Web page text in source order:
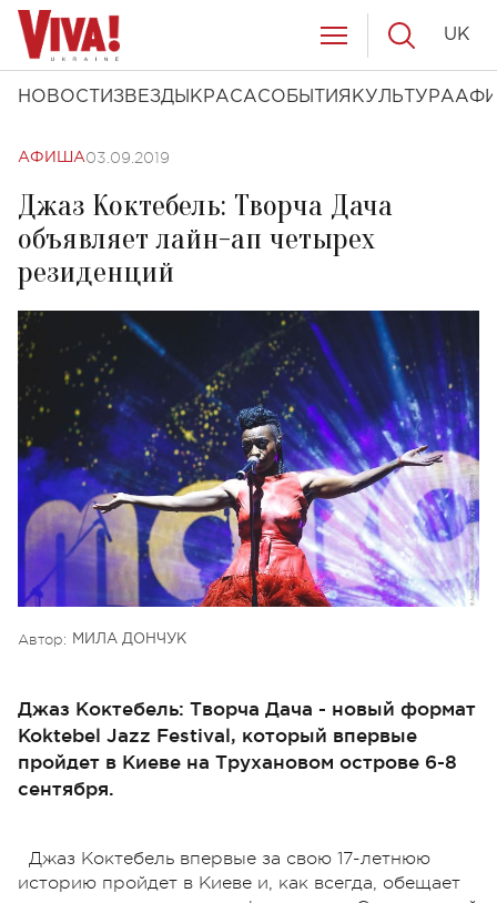
НОВОСТИ ЗВЕЗДЫ КРАСАСОБЫТИЯ КУЛЬТУРА
UK
АФИША03.09.2019
Джаз Коктебель: Творча Дача
объявляет лайн-ап четырех
резиденций
Автор: МИЛА ДОНЧУК
Джаз Коктебель: Творча Дача - новый формат
Koktebel Jazz Festival, который впервые
пройдет в Киеве на Трухановом острове 6-8
сентября.
Джаз Коктебель впервые за свою 17-летнюю
историю пройдет в Киеве и, как всегда, обещает